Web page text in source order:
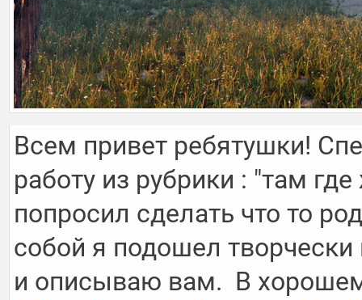
Всем привет ребятушки!
работу из рубрики : "там
попросил сделать что то
собой я подошел творчески
и описываю вам.  В